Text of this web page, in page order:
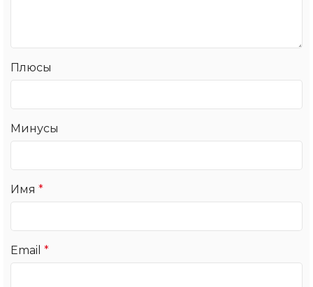
Плюсы
Минусы
Имя *
Email *